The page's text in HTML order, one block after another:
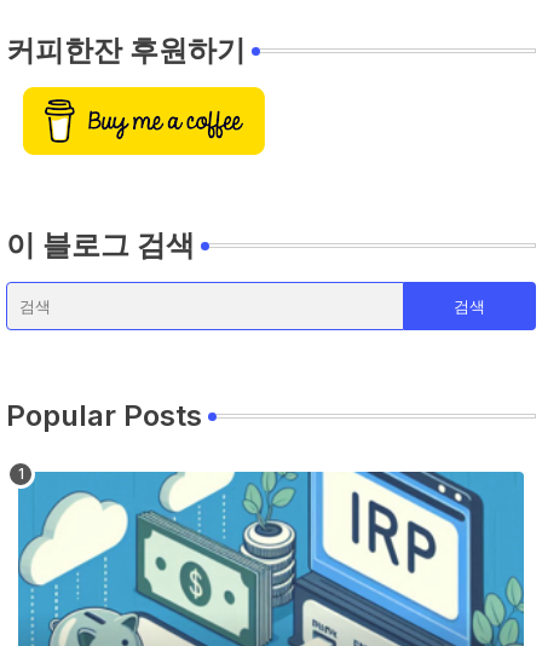
커피한잔 후원하기
이 블로그 검색
Popular Posts